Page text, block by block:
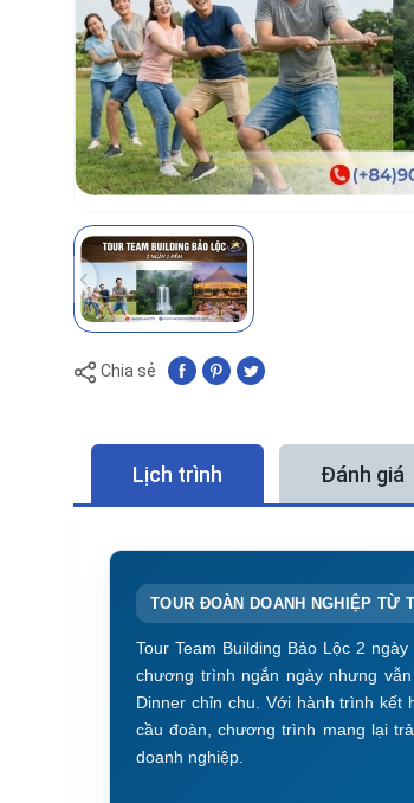
Chia sẻ
Lịch trình Đánh giá
TOUR ĐOÀN DOANH NGHIỆP TỪ
Tour Team Building Bảo Lộc 2
chương trình ngắn ngày nhưng
Dinner chỉn chu. Với hành trình kết
cầu đoàn, chương trình mang lại
doanh nghiệp.